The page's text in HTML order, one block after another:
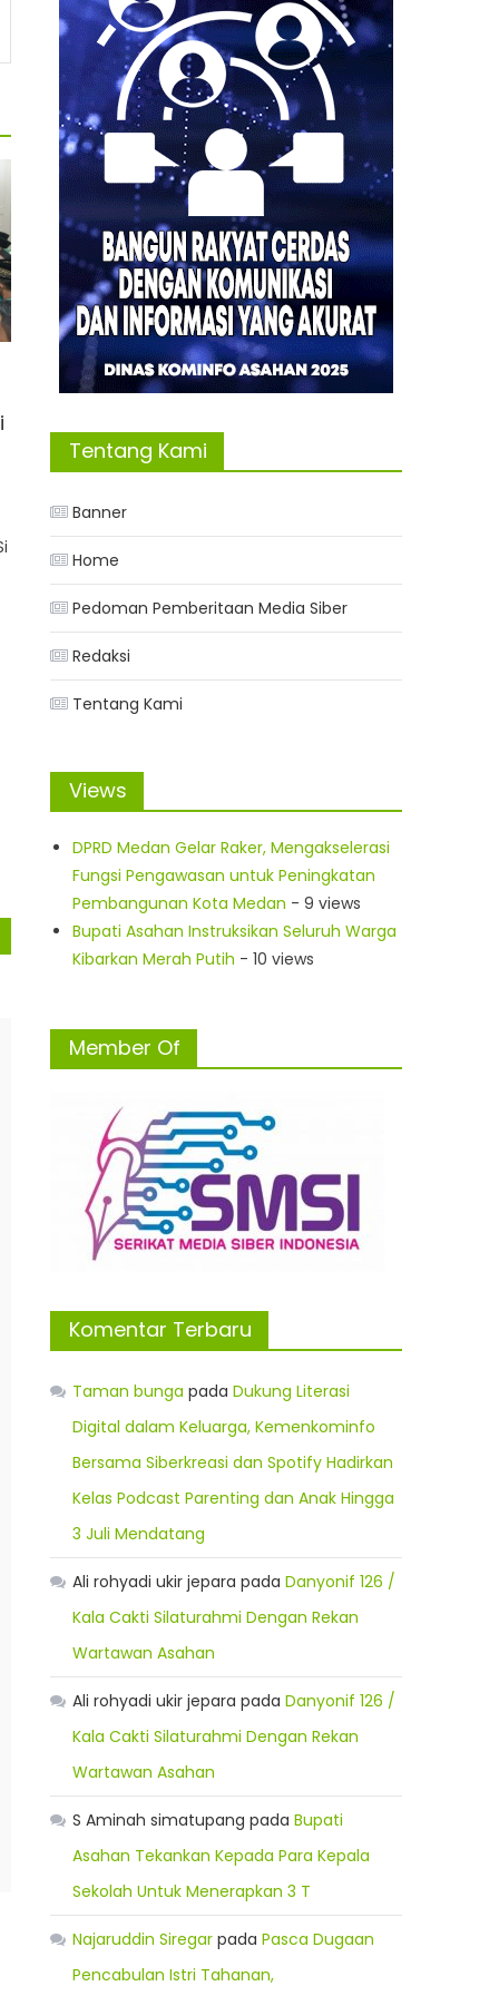
Tentang Kami
Banner
Home
Pedoman Pemberitaan Media Siber
Redaksi
Tentang Kami
Views
DPRD Medan Gelar Raker, Mengakselerasi
Fungsi Pengawasan untuk Peningkatan
Pembangunan Kota Medan - 9 views
Bupati Asahan Instruksikan Seluruh Warga
Kibarkan Merah Putih - 10 views
Member Of
Komentar Terbaru
Taman bunga padaDukung Literasi
Digital dalam Keluarga, Kemenkominfo
Bersama Siberkreasi dan Spotify Hadirkan
Kelas Podcast Parenting dan Anak Hingga
3 Juli Mendatang
Ali rohyadi ukir jepara padaDanyonif 126 /
Kala Cakti Silaturahmi Dengan Rekan
Wartawan Asahan
Ali rohyadi ukir jepara padaDanyonif 126 /
Kala Cakti Silaturahmi Dengan Rekan
Wartawan Asahan
S Aminah simatupang padaBupati
Asahan Tekankan Kepada Para Kepala
Sekolah Untuk Menerapkan 3 T
Najaruddin Siregar padaPasca Dugaan
Pencabulan Istri Tahanan,